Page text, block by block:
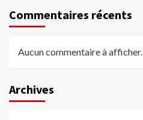
Commentaires récents
Aucun commentaire à afficher.
Archives